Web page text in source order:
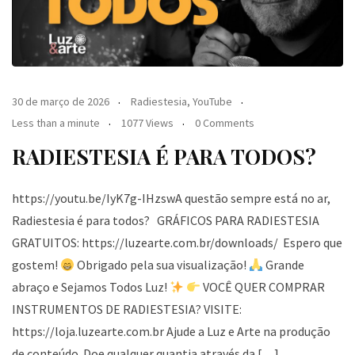
30 de março de 2026 Radiestesia, YouTube
Less than a minute
1077 Views 0 Comments
RADIESTESIA É PARA TODOS?
https://youtu.be/IyK7g-IHzswA questão sempre está no ar,
Radiestesia é para todos? GRÁFICOS PARA RADIESTESIA
GRATUITOS: https://luzearte.com.br/downloads/ Espero que
gostem!
Obrigado pela sua visualização!
Grande
abraço e Sejamos Todos Luz!
VOCÊ QUER COMPRAR
INSTRUMENTOS DE RADIESTESIA? VISITE:
https://loja.luzearte.com.br Ajude a Luz e Arte na produção